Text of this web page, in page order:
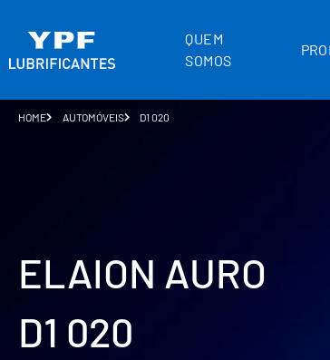
QUEM
SOMOS
HOME AUTOMÓVEIS D1 020
ELAION AURO
D1 020